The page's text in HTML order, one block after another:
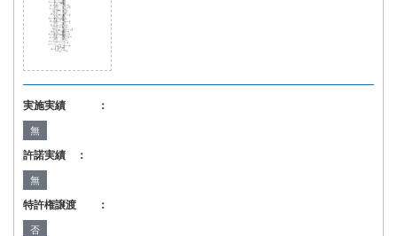
実施実績 ：
無
許諾実績 ：
無
特許権譲渡 ：
否